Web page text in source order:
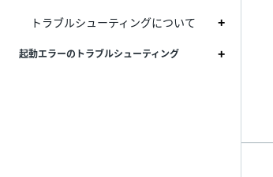
トラブルシューティングについて
起動エラーのトラブルシューティング